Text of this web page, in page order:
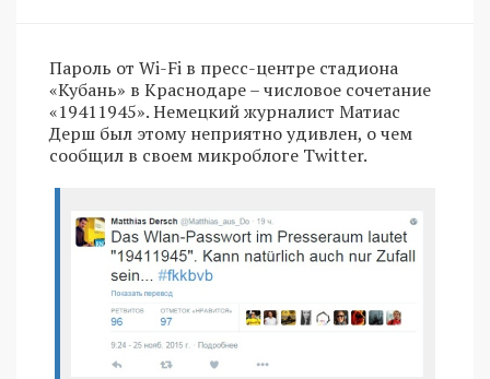
Пароль от Wi-Fi в пресс-центре стадиона
«Кубань» в Краснодаре – числовое сочетание
«19411945». Немецкий журналист Матиас
Дерш был этому неприятно удивлен, о чем
сообщил в своем микроблоге Twitter.